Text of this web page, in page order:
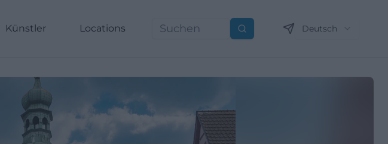
Künstler Locations Suchen Deutsch